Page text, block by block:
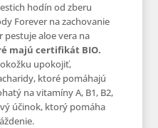
hodín od zberu
Forever na zachovanie
pestuje aloe vera na
majú certifikát BIO.
upokojiť,
ktoré pomáhajú
na vitamíny A, B1, B2,
účinok, ktorý pomáha